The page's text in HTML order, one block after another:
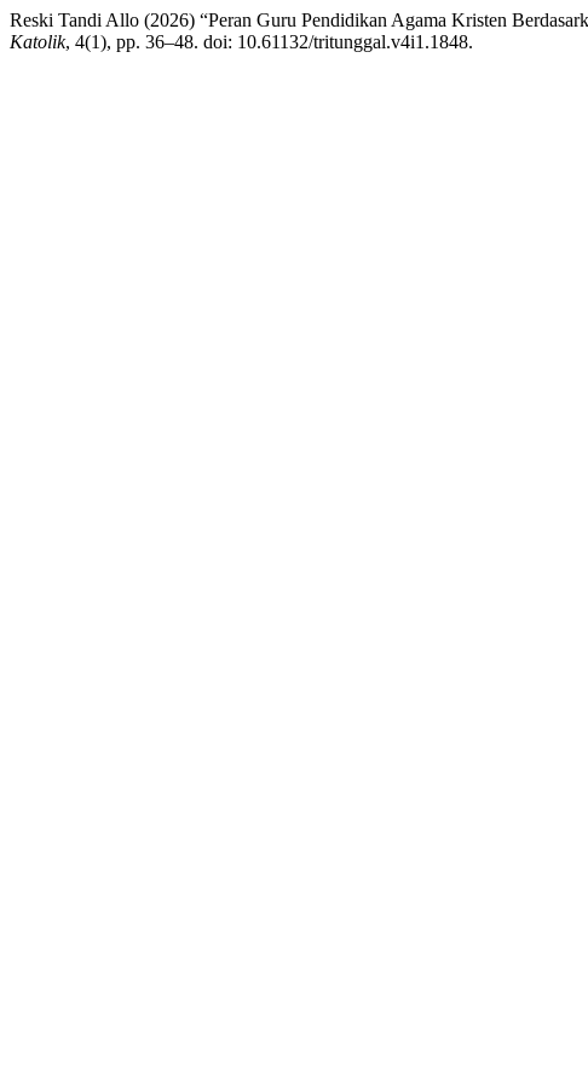
Reski Tandi Allo (2026) “Peran Guru Pendidikan Agama Kristen
Katolik, 4(1), pp. 36–48. doi: 10.61132/tritunggal.v4i1.1848.